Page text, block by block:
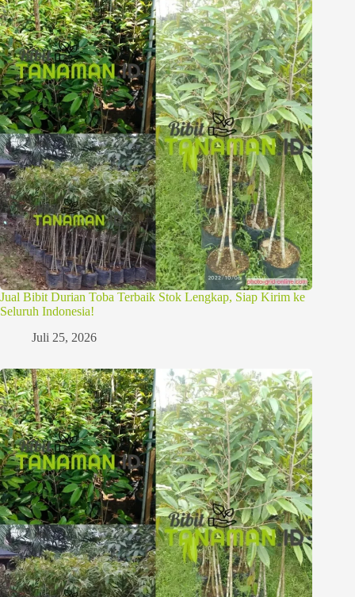
Jual Bibit Durian Toba Terbaik Stok Lengkap, Siap Kirim ke
Seluruh Indonesia!
Juli 25, 2026